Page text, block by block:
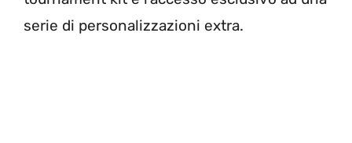
serie di personalizzazioni extra.